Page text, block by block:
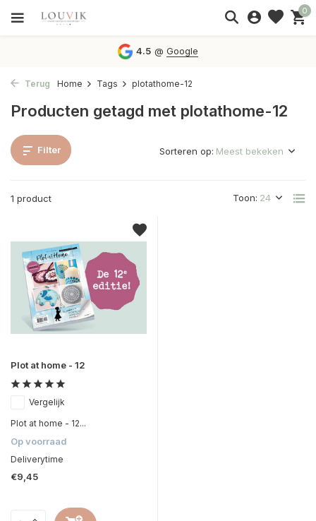
0
4.5 @Google
Terug Home Tags plotathome-12
Producten getagd met plotathome-12
Filter
1 product Toon:
Sorteren op:
Plot at home - 12
Vergelijk
Plot at home - 12...
Op voorraad
Deliverytime
€9,45